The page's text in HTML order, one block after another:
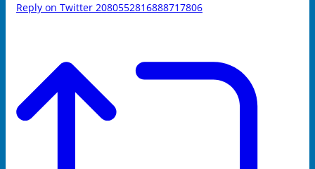
Reply on Twitter 2080552816888717806